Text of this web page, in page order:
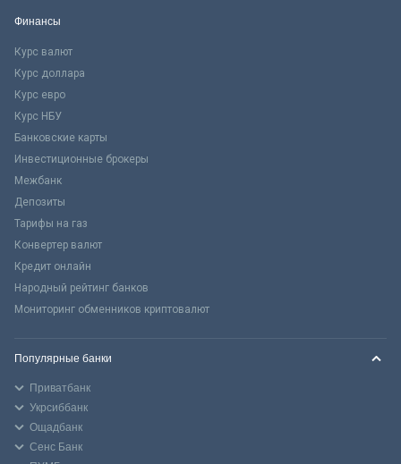
Финансы
Курс валют
Курс доллара
Курс евро
Курс НБУ
Банковские карты
Инвестиционные брокеры
Межбанк
Депозиты
Тарифы на газ
Конвертер валют
Кредит онлайн
Народный рейтинг банков
Мониторинг обменников криптовалют
Популярные банки
Приватбанк
Укрсиббанк
Ощадбанк
Сенс Банк